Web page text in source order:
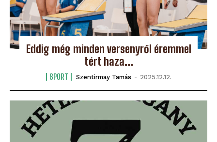
Eddig még minden versenyről éremmel
tért haza...
SPORT Szentirmay Tamás - 2025.12.12.